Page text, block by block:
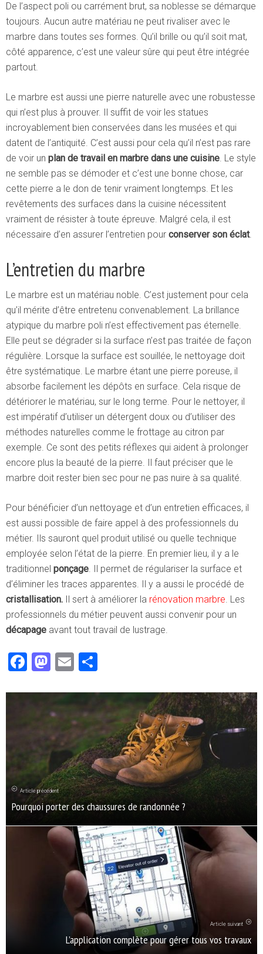
De l’aspect poli ou carrément brut, sa noblesse se démarque
toujours. Aucun autre matériau ne peut rivaliser avec le
marbre dans toutes ses formes. Qu’il brille ou qu’il soit mat,
côté apparence, c’est une valeur sûre qui peut être intégrée
partout.
Le marbre est aussi une pierre naturelle avec une robustesse
qui n’est plus à prouver. Il suffit de voir les statues
incroyablement bien conservées dans les musées et qui
datent de l’antiquité. C’est aussi pour cela qu’il n’est pas rare
de voir un plan de travail en marbre dans une cuisine. Le style
ne semble pas se démoder et c’est une bonne chose, car
cette pierre a le don de tenir vraiment longtemps. Et les
revêtements des surfaces dans la cuisine nécessitent
vraiment de résister à toute épreuve. Malgré cela, il est
nécessaire d’en assurer l’entretien pour conserver son éclat.
L’entretien du marbre
Le marbre est un matériau noble. C’est justement pour cela
qu’il mérite d’être entretenu convenablement. La brillance
atypique du marbre poli n’est effectivement pas éternelle.
Elle peut se dégrader si la surface n’est pas traitée de façon
régulière. Lorsque la surface est souillée, le nettoyage doit
être systématique. Le marbre étant une pierre poreuse, il
absorbe facilement les dépôts en surface. Cela risque de
détériorer le matériau, sur le long terme. Pour le nettoyer, il
est impératif d’utiliser un détergent doux ou d’utiliser des
méthodes naturelles comme le frottage au citron par
exemple. Ce sont des petits réflexes qui aident à prolonger
encore plus la beauté de la pierre. Il faut préciser que le
marbre doit rester bien sec pour ne pas nuire à sa qualité.
Pour bénéficier d’un nettoyage et d’un entretien efficaces, il
est aussi possible de faire appel à des professionnels du
métier. Ils sauront quel produit utilisé ou quelle technique
employée selon l’état de la pierre. En premier lieu, il y a le
traditionnel ponçage. Il permet de régulariser la surface et
d’éliminer les traces apparentes. Il y a aussi le procédé de
cristallisation. Il sert à améliorer la rénovation marbre. Les
professionnels du métier peuvent aussi convenir pour un
décapage avant tout travail de lustrage.
Facebook
Mastodon
Email
Article précédent
Pourquoi porter des chaussures de randonnée ?
Article suivant
L’application complète pour gérer tous vos travaux